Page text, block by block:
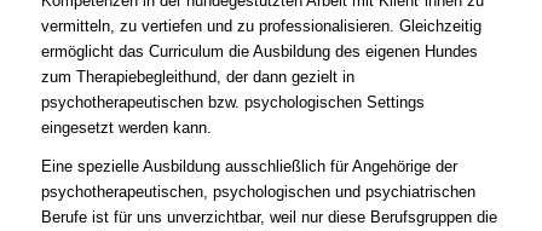
vermitteln, zu vertiefen und zu professionalisieren. Gleichzeitig
ermöglicht das Curriculum die Ausbildung des eigenen Hundes
zum Therapiebegleithund, der dann gezielt in
psychotherapeutischen bzw. psychologischen Settings
eingesetzt werden kann.
Eine spezielle Ausbildung ausschließlich für Angehörige der
psychotherapeutischen, psychologischen und psychiatrischen
Berufeist für uns unverzichtbar, weil nur diese Berufsgruppen die